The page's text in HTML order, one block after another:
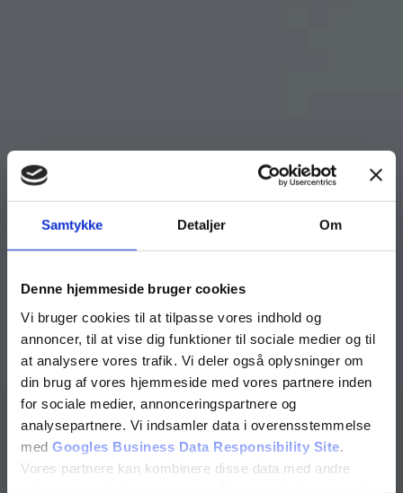
Samtykke Detaljer Om
Denne hjemmeside bruger cookies
Vi bruger cookies til at tilpasse vores indhold og
annoncer, til at vise dig funktioner til sociale medier og til
at analysere vores trafik. Vi deler også oplysninger om
din brug af vores hjemmeside med vores partnere inden
for sociale medier, annonceringspartnere og
analysepartnere. Vi indsamler data i overensstemmelse
med Googles Business Data Responsibility Site
Vores partnere kan kombinere disse data med andre